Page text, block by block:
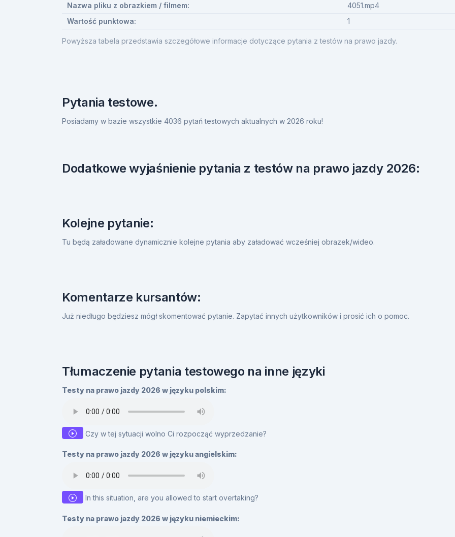
Powyższa tabela przedstawia szczegółowe informacje dotyczące pytania z testów na prawo jazdy.
Nazwa pliku z obrazkiem / filmem:
4051.mp4
Wartość punktowa:
1
Pytania testowe.
Posiadamy w bazie wszystkie 4036 pytań testowych aktualnych w 2026 roku!
Dodatkowe wyjaśnienie pytania z testów na prawo jazdy 2026:
Kolejne pytanie:
Tu będą załadowane dynamicznie kolejne pytania aby załadować wcześniej obrazek/wideo.
Komentarze kursantów:
Już niedługo będziesz mógł skomentować pytanie. Zapytać innych użytkowników i prosić ich o pomoc.
Tłumaczenie pytania testowego na inne języki
Testy na prawo jazdy 2026 w języku polskim:
Czy w tej sytuacji wolno Ci rozpocząć wyprzedzanie?
Testy na prawo jazdy 2026 w języku angielskim:
In this situation, are you allowed to start overtaking?
Testy na prawo jazdy 2026 w języku niemieckim: